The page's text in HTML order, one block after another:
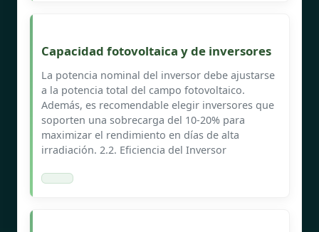
Capacidad fotovoltaica y de inversores
La potencia nominal del inversor debe ajustarse
a la potencia total del campo fotovoltaico.
Además, es recomendable elegir inversores que
soporten una sobrecarga del 10-20% para
maximizar el rendimiento en días de alta
irradiación. 2.2. Eficiencia del Inversor